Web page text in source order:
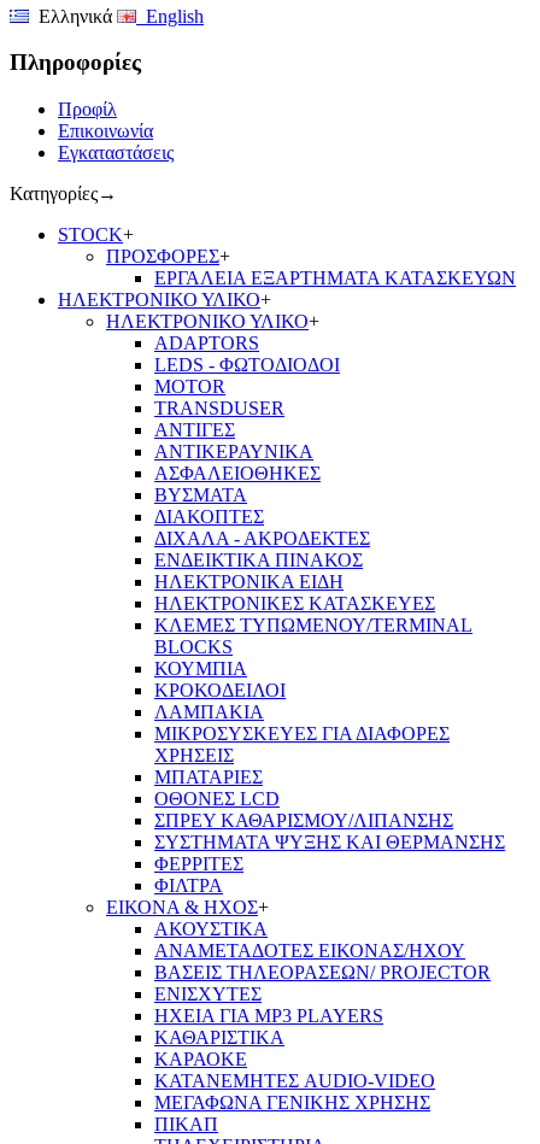
Ελληνικά English
Πληροφορίες
Προφίλ
Επικοινωνία
Εγκαταστάσεις
Κατηγορίες→
STOCK+
ΠΡΟΣΦΟΡΕΣ+
ΕΡΓΑΛΕΙΑ ΕΞΑΡΤΗΜΑΤΑ ΚΑΤΑΣΚΕΥΩΝ
ΗΛΕΚΤΡΟΝΙΚΟ ΥΛΙΚΟ+
ΗΛΕΚΤΡΟΝΙΚΟ ΥΛΙΚΟ+
ADAPTORS
LEDS - ΦΩΤΟΔΙΟΔΟΙ
MOTOR
TRANSDUSER
ΑΝΤΙΓΕΣ
ΑΝΤΙΚΕΡΑΥΝΙΚΑ
ΑΣΦΑΛΕΙΟΘΗΚΕΣ
ΒΥΣΜΑΤΑ
ΔΙΑΚΟΠΤΕΣ
ΔΙΧΑΛΑ - ΑΚΡΟΔΕΚΤΕΣ
ΕΝΔΕΙΚΤΙΚΑ ΠΙΝΑΚΟΣ
ΗΛΕΚΤΡΟΝΙΚΑ ΕΙΔΗ
ΗΛΕΚΤΡΟΝΙΚΕΣ ΚΑΤΑΣΚΕΥΕΣ
ΚΛΕΜΕΣ ΤΥΠΩΜΕΝΟΥ/TERMINAL
BLOCKS
ΚΟΥΜΠΙΑ
ΚΡΟΚΟΔΕΙΛΟΙ
ΛΑΜΠΑΚΙΑ
ΜΙΚΡΟΣΥΣΚΕΥΕΣ ΓΙΑ ΔΙΑΦΟΡΕΣ
ΧΡΗΣΕΙΣ
ΜΠΑΤΑΡΙΕΣ
ΟΘΟΝΕΣ LCD
ΣΠΡΕΥ ΚΑΘΑΡΙΣΜΟΥ/ΛΙΠΑΝΣΗΣ
ΣΥΣΤΗΜΑΤΑ ΨΥΞΗΣ ΚΑΙ ΘΕΡΜΑΝΣΗΣ
ΦΕΡΡΙΤΕΣ
ΦΙΛΤΡΑ
ΕΙΚΟΝΑ & ΗΧΟΣ+
ΑΚΟΥΣΤΙΚΑ
ΑΝΑΜΕΤΑΔΟΤΕΣ ΕΙΚΟΝΑΣ/ΗΧΟΥ
ΒΑΣΕΙΣ ΤΗΛΕOΡΑΣΕΩΝ/ PROJECTOR
ΕΝΙΣΧΥΤΕΣ
ΗΧΕΙΑ ΓΙΑ MP3 PLAYERS
ΚΑΘΑΡΙΣΤΙΚΑ
ΚΑΡΑΟΚΕ
ΚΑΤΑΝΕΜΗΤΕΣ AUDIO-VIDEO
ΜΕΓΑΦΩΝΑ ΓΕΝΙΚΗΣ ΧΡΗΣΗΣ
ΠΙΚΑΠ